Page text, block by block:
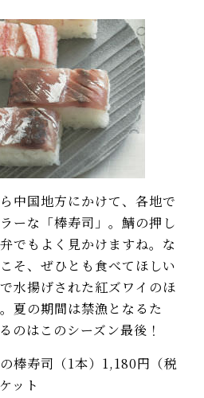
中国地方にかけて、各地で
ーな「棒寿司」。鯖の押し
でもよく見かけますね。な
そ、ぜひとも食べてほしい
水揚げされた紅ズワイのほ
夏の期間は禁漁となるた
のはこのシーズン最後！
棒寿司（1本）1,180円（税
ット